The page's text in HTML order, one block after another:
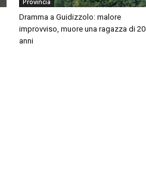
Provincia
Dramma a Guidizzolo: malore
improvviso, muore una ragazza di 20
anni